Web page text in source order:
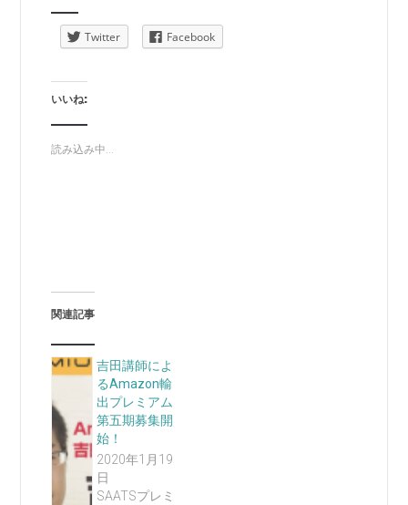
Twitter Facebook
いいね:
読み込み中...
関連記事
吉田講師によ
るAmazon輸
出プレミアム
第五期募集開
始！
2020年1月19
日
SAATSプレミ